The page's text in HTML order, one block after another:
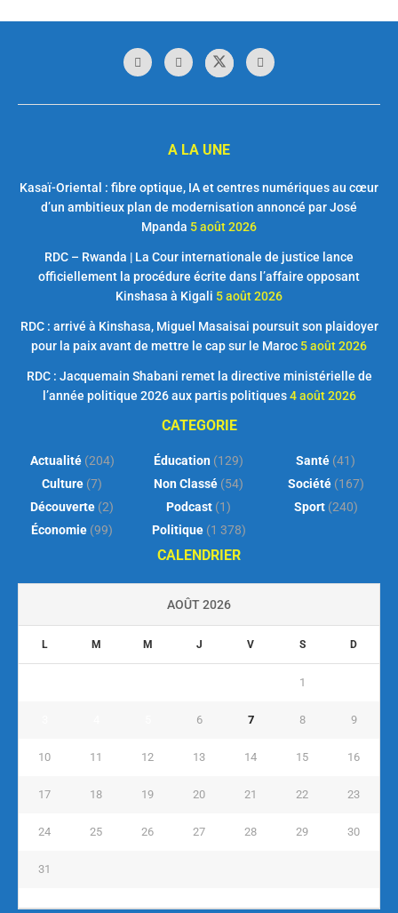
A LA UNE
Kasaï-Oriental : fibre optique, IA et centres numériques au cœur
d’un ambitieux plan de modernisation annoncé par José
Mpanda 5 août 2026
RDC – Rwanda | La Cour internationale de justice lance
officiellement la procédure écrite dans l’affaire opposant
Kinshasa à Kigali 5 août 2026
RDC : arrivé à Kinshasa, Miguel Masaisai poursuit son plaidoyer
pour la paix avant de mettre le cap sur le Maroc 5 août 2026
RDC : Jacquemain Shabani remet la directive ministérielle de
l’année politique 2026 aux partis politiques 4 août 2026
CATEGORIE
Actualité(204)
Culture (7)
Découverte (2)
Économie (99)
Éducation (129)
Non Classé (54)
Podcast (1)
Politique(1 378)
Santé (41)
Société(167)
Sport(240)
CALENDRIER
AOÛT 2026
L M M J V S D
1
6 7 8 9
10 11 12 13 14 15 16
17 18 19 20 21 22 23
24 25 26 27 28 29 30
31